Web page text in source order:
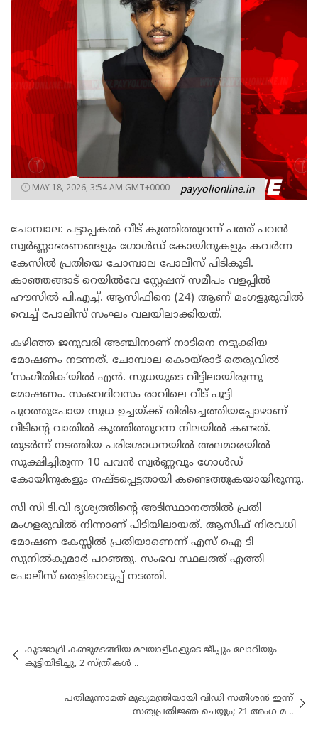
MAY 18, 2026, 3:54 AM GMT+0000 payyolionline.in
ചോമ്പാല: പട്ടാപ്പകൽ വീട് കുത്തിത്തുറന്ന് പത്ത് പവൻ
സ്വർണ്ണാഭരണങ്ങളും ഗോൾഡ് കോയിനുകളും കവർന്ന
കേസിൽ പ്രതിയെ ചോമ്പാല പോലീസ് പിടികൂടി.
കാഞ്ഞങ്ങാട് റെയിൽവേ സ്റ്റേഷന് സമീപം വളപ്പിൽ
ഹൗസിൽ പി.എച്ച്. ആസിഫിനെ (24) ആണ് മംഗളൂരുവിൽ
വെച്ച് പോലീസ് സംഘം വലയിലാക്കിയത്.
കഴിഞ്ഞ ജനുവരി അഞ്ചിനാണ് നാടിനെ നടുക്കിയ
മോഷണം നടന്നത്. ചോമ്പാല കൊയ്രാട് തെരുവിൽ
‘സംഗീതിക’യിൽ എൻ. സുധയുടെ വീട്ടിലായിരുന്നു
മോഷണം. സംഭവദിവസം രാവിലെ വീട് പൂട്ടി
പുറത്തുപോയ സുധ ഉച്ചയ്ക്ക് തിരിച്ചെത്തിയപ്പോഴാണ്
വീടിന്റെ വാതിൽ കുത്തിത്തുറന്ന നിലയിൽ കണ്ടത്.
തുടർന്ന് നടത്തിയ പരിശോധനയിൽ അലമാരയിൽ
സൂക്ഷിച്ചിരുന്ന 10 പവൻ സ്വർണ്ണവും ഗോൾഡ്
കോയിനുകളും നഷ്ടപ്പെട്ടതായി കണ്ടെത്തുകയായിരുന്നു.
സി സി ടി.വി ദൃശ്യത്തിന്റെ അടിസ്ഥാനത്തിൽ പ്രതി
മംഗളരുവിൽ നിന്നാണ് പിടിയിലായത്. ആസിഫ് നിരവധി
മോഷണ കേസ്സിൽ പ്രതിയാണെന്ന് എസ് ഐ ടി
സുനിൽകുമാർ പറഞ്ഞു. സംഭവ സ്ഥലത്ത് എത്തി
പോലീസ് തെളിവെടുപ്പ് നടത്തി.
കുടജാദ്രി കണ്ടുമടങ്ങിയ മലയാളികളുടെ ജീപ്പും ലോറിയും
കൂട്ടിയിടിച്ചു, 2 സ്ത്രീകൾ ..
പതിമൂന്നാമത് മുഖ്യമന്ത്രിയായി വിഡി സതീശൻ ഇന്ന്
സത്യപ്രതിജ്ഞ ചെയ്യും; 21 അംഗ മ ..